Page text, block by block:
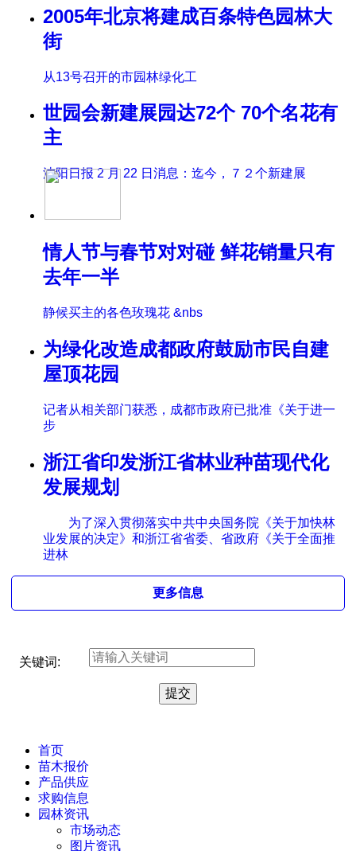
2005年北京将建成百条特色园林大
街
从13号召开的市园林绿化工
世园会新建展园达72个 70个名花有
主
沈阳日报 2 月 22 日消息：迄今，７２个新建展
情人节与春节对对碰 鲜花销量只有
去年一半
静候买主的各色玫瑰花 &nbs
为绿化改造成都政府鼓励市民自建
屋顶花园
记者从相关部门获悉，成都市政府已批准《关于进一
步
浙江省印发浙江省林业种苗现代化
发展规划
为了深入贯彻落实中共中央国务院《关于加快林
业发展的决定》和浙江省省委、省政府《关于全面推
进林
更多信息
关键词:
首页
苗木报价
产品供应
求购信息
园林资讯
市场动态
图片资讯